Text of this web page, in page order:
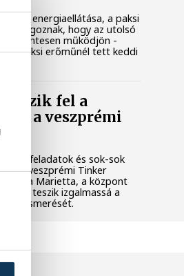
energiaellátása, a paksi
dolgoznak, hogy az utolsó
működjön -
a paksi erőműnél tett keddi
fel a
a veszprémi
feladatok és sok-sok
a veszprémi Tinker
Marietta, a központ
teszik izgalmassá a
megismerését.